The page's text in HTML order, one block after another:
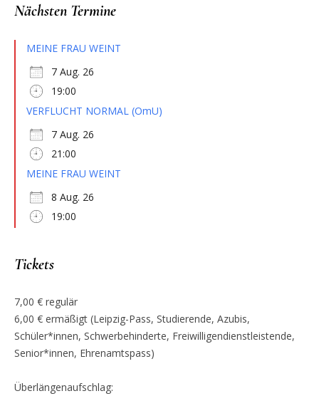
Nächsten Termine
MEINE FRAU WEINT
7 Aug. 26
19:00
VERFLUCHT NORMAL (OmU)
7 Aug. 26
21:00
MEINE FRAU WEINT
8 Aug. 26
19:00
Tickets
7,00 € regulär
6,00 € ermäßigt (Leipzig-Pass, Studierende, Azubis,
Schüler*innen, Schwerbehinderte, Freiwilligendienstleistende,
Senior*innen, Ehrenamtspass)
Überlängenaufschlag: